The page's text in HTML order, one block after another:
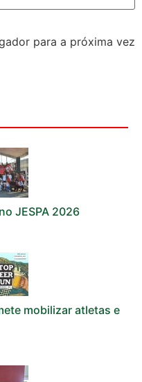
para a próxima vez
JESPA 2026
mobilizar atletas e